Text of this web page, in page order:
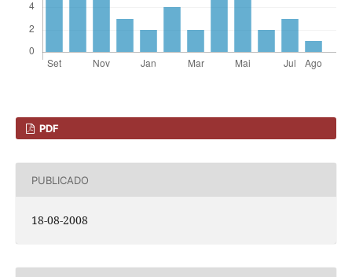
PDF
PUBLICADO
18-08-2008